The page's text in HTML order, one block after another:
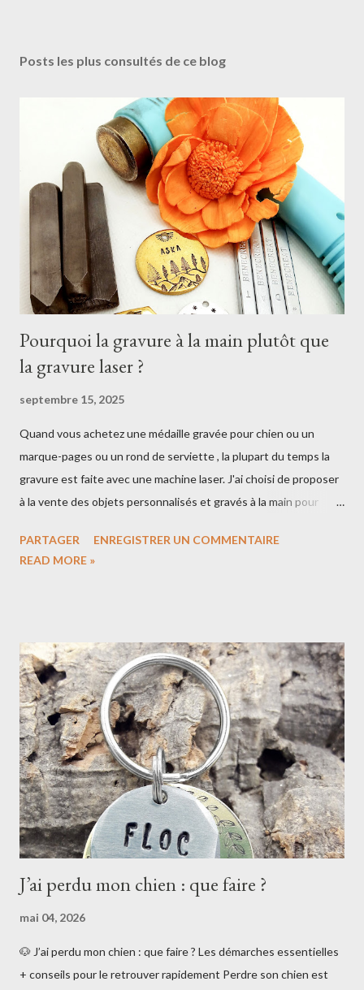
Posts les plus consultés de ce blog
Pourquoi la gravure à la main plutôt que
la gravure laser ?
septembre 15, 2025
Quand vous achetez une médaille gravée pour chien ou un
marque-pages ou un rond de serviette , la plupart du temps la
gravure est faite avec une machine laser. J'ai choisi de proposer
à la vente des objets personnalisés et gravés à la main pour
personnalisés C'est quoi la gravure artisanale? Pour graver une
la gravure artisanale : La gravure est profonde donc elle tient
mieux dans le temps. Une gravure qui a un aspect authentique
et beaucoup de caractère, chaque pièce gravée est unique. Les
inconvénients : Parfois on rate sa gravure (alignement, erreur de
poinçon) et il faut recommencer... Impossible de graver une
adresse car je ne peux pas adapter...
PARTAGER
ENREGISTRER UN COMMENTAIRE
READ MORE »
J’ai perdu mon chien : que faire ?
mai 04, 2026
🐶 J’ai perdu mon chien : que faire ? Les démarches essentielles
+ conseils pour le retrouver rapidement Perdre son chien est